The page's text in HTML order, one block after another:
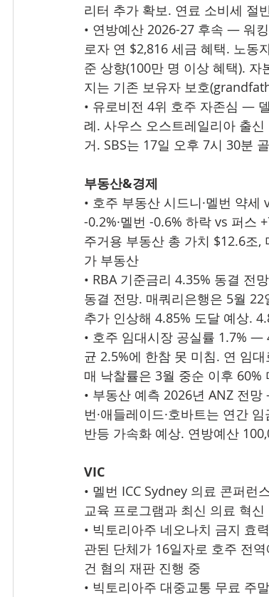
리터 추가 확보. 연료 소비세 절
• 연방예산 2026-27 후속 — 워
로자 연 $2,816 세금 혜택. 노동
준 상향(100만 명 이상 혜택).
지는 기존 보유자 보호
• 유로비전 4위 호주 자존심 —
례. 사우스 오스트레일리아 출
거. SBS는 17일 오후 7시 30분
부동산&경제
• 호주 부동산 시드니·멜번 약
-0.2%·멜번 -0.6% 하락 vs 퍼스
주거용 부동산 총 가치 $12.6조,
가 부동산
• RBA 기준금리 4.35% 동결 전
동결 전망. 매쿼리은행은 5월
추가 인상해 4.85% 도달 예상.
• 호주 임대시장 공실률 1.7% —
균 2.5%에 한참 못 미침. 연 임
매 낙찰률은 3월 중순 이후 60%
• 부동산 예측 2026년 ANZ 전
번·애들레이드·호바트는 연간
반등 가속화 예상. 연방예산
VIC
• 멜번 ICC Sydney 의료 콘퍼런
교육 프로그램과 최신 의료 혁
• 빅토리아주 네오나치 금지 효
관된 단체가 16일자로 호주 전
건 혐의 재판 진행 중
• 빅토리아주 대중교통 무료 주